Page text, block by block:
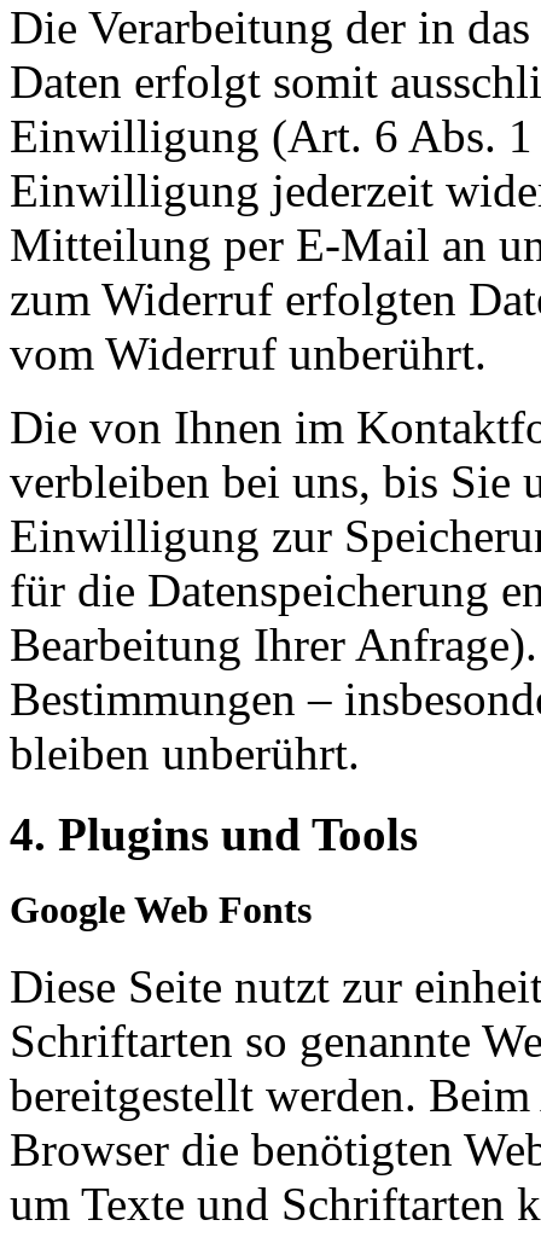
Die Verarbeitung der in
Daten erfolgt somit
Einwilligung (Art. 6 Abs. 1
Einwilligung jederzeit
Mitteilung per E-Mail an
zum Widerruf erfolgten
vom Widerruf unberührt.
Die von Ihnen im
verbleiben bei uns, bis Sie
Einwilligung zur
für die Datenspeicherung
Bearbeitung Ihrer
Bestimmungen –
bleiben unberührt.
4. Plugins und Tools
Google Web Fonts
Diese Seite nutzt zur
Schriftarten so genannte
bereitgestellt werden.
Browser die benötigten
um Texte und Schriftarten